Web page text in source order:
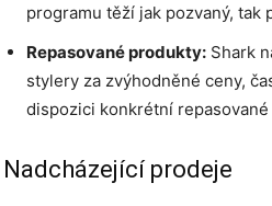
programu těží jak pozvaný, tak
Repasované produkty: Shark
stylery za zvýhodněné ceny,
dispozici konkrétní repasované
Nadcházející prodeje